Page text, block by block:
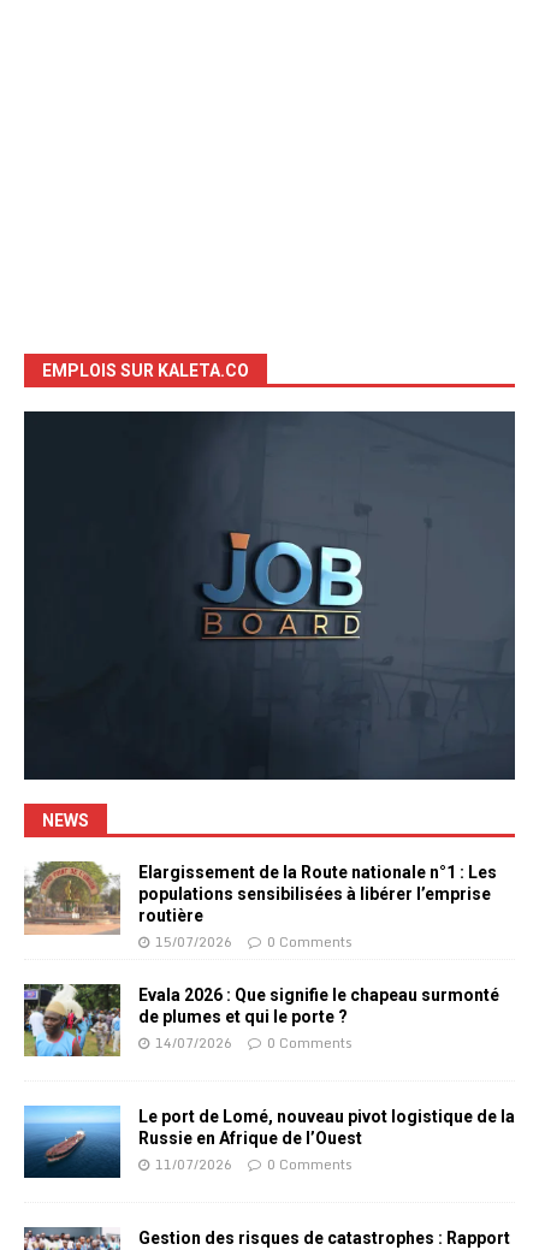
EMPLOIS SUR KALETA.CO
NEWS
Elargissement de la Route nationale n°1 : Les
populations sensibilisées à libérer l’emprise
routière
15/07/2026 0 Comments
Evala 2026 : Que signifie le chapeau surmonté
de plumes et qui le porte ?
14/07/2026 0 Comments
Le port de Lomé, nouveau pivot logistique de la
Russie en Afrique de l’Ouest
11/07/2026 0 Comments
Gestion des risques de catastrophes : Rapport